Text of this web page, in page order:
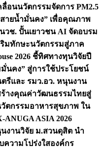
อนนวัตกรรมจัดการ PM2.5
ายน้ำมั่นคง” เพื่อคุณภาพ
วช. ปั้นเยาวชน AI จัดอบรม
มทักษะนวัตกรรมสู่ภาค
2026 ชี้ทิศทางทุนวิจัยปี
นคง” สู่การใช้ประโยชน์
ตรีและ รมว.อว. หนุนงาน
างคุณค่าวัฒนธรรมไทยสู่
ตกรรมอาหารสุขภาพ ใน
ASIA 2026
งานวิจัย ม.สวนดุสิต นำ
ความโปร่งใสองค์กร